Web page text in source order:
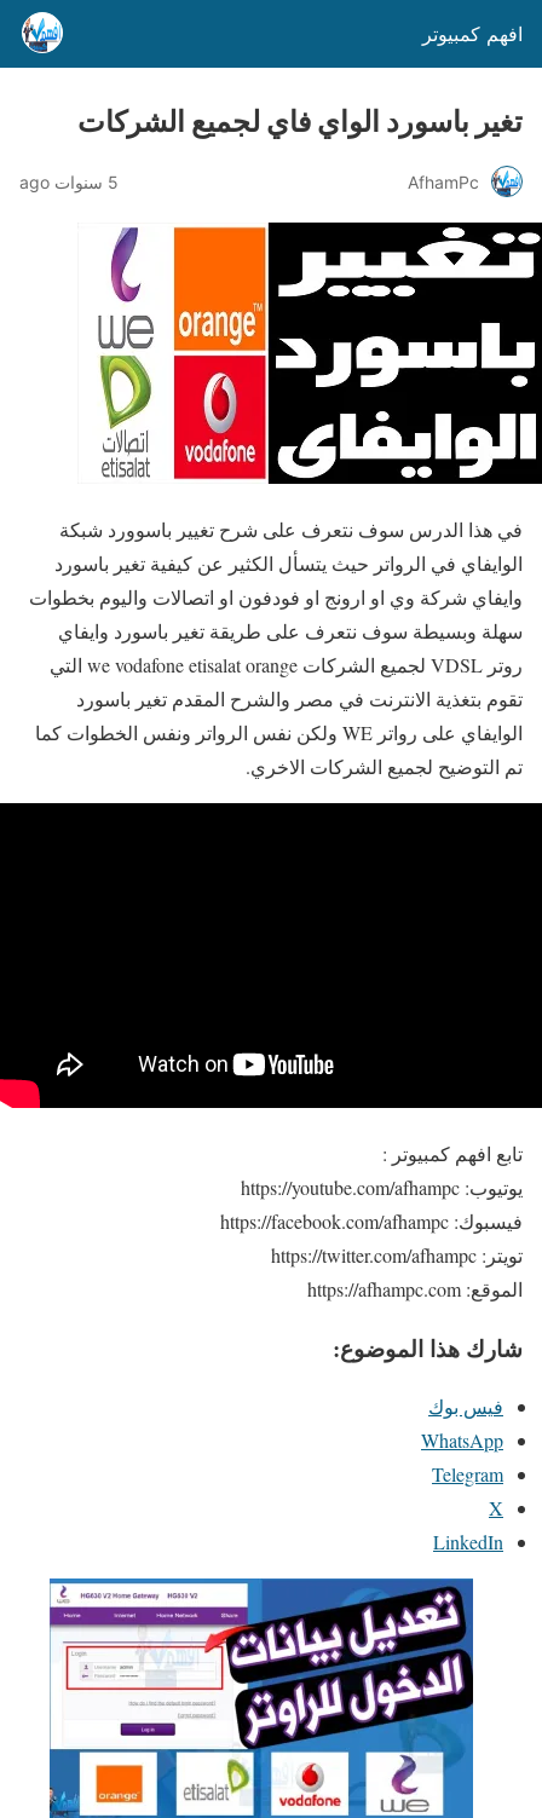
افهم كمبيوتر
تغير باسورد الواي فاي لجميع الشركات
AfhamPc 5 سنوات ago
في هذا الدرس سوف نتعرف على شرح تغيير باسوورد شبكة
الوايفاي في الرواتر حيث يتسأل الكثير عن كيفية تغير باسورد
وايفاي شركة وي او ارونج او فودفون او اتصالات واليوم بخطوات
سهلة وبسيطة سوف نتعرف على طريقة تغير باسورد وايفاي
روتر VDSL لجميع الشركات we vodafone etisalat orange التي
تقوم بتغذية الانترنت في مصر والشرح المقدم تغير باسورد
الوايفاي على رواتر WE ولكن نفس الرواتر ونفس الخطوات كما
تم التوضيح لجميع الشركات الاخري.
تابع افهم كمبيوتر :
يوتيوب: https://youtube.com/afhampc
فيسبوك: https://facebook.com/afhampc
تويتر: https://twitter.com/afhampc
الموقع: https://afhampc.com
شارك هذا الموضوع:
فيس بوك
WhatsApp
Telegram
X
LinkedIn